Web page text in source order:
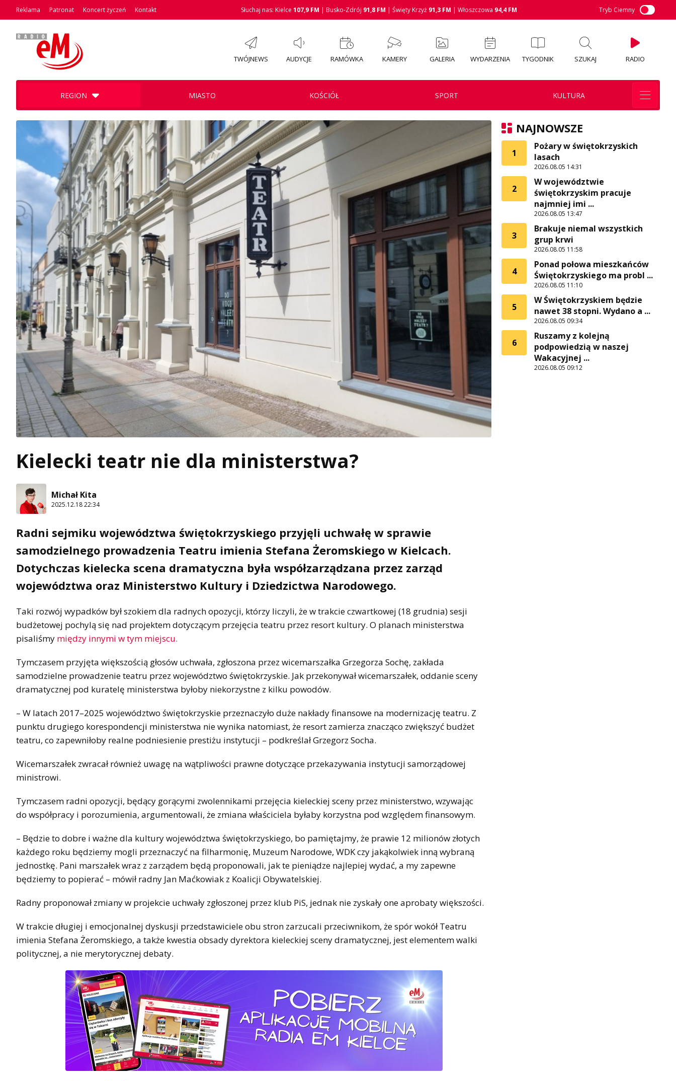
Reklama Patronat Koncert życzeń Kontakt Słuchaj nas: Kielce 107,9 FM | Busko-Zdrój 91,8 FM | Święty Krzyż 91,3 FM | Włoszczowa 94,4 FM Tryb Ciemny
TWÓJNEWS AUDYCJE RAMÓWKA KAMERY GALERIA WYDARZENIA TYGODNIK SZUKAJ RADIO
REGION MIASTO KOŚCIÓŁ SPORT KULTURA
Kielecki teatr nie dla ministerstwa?
Michał Kita
2025.12.18 22:34
Radni sejmiku województwa świętokrzyskiego przyjęli uchwałę w sprawie
samodzielnego prowadzenia Teatru imienia Stefana Żeromskiego w Kielcach.
Dotychczas kielecka scena dramatyczna była współzarządzana przez zarząd
województwa oraz Ministerstwo Kultury i Dziedzictwa Narodowego.
Taki rozwój wypadków był szokiem dla radnych opozycji, którzy liczyli, że w trakcie czwartkowej (18 grudnia) sesji
budżetowej pochylą się nad projektem dotyczącym przejęcia teatru przez resort kultury. O planach ministerstwa
pisaliśmy między innymi w tym miejscu.
Tymczasem przyjęta większością głosów uchwała, zgłoszona przez wicemarszałka Grzegorza Sochę, zakłada
samodzielne prowadzenie teatru przez województwo świętokrzyskie. Jak przekonywał wicemarszałek, oddanie sceny
dramatycznej pod kuratelę ministerstwa byłoby niekorzystne z kilku powodów.
– W latach 2017–2025 województwo świętokrzyskie przeznaczyło duże nakłady finansowe na modernizację teatru. Z
punktu drugiego korespondencji ministerstwa nie wynika natomiast, że resort zamierza znacząco zwiększyć budżet
teatru, co zapewniłoby realne podniesienie prestiżu instytucji – podkreślał Grzegorz Socha.
Wicemarszałek zwracał również uwagę na wątpliwości prawne dotyczące przekazywania instytucji samorządowej
ministrowi.
Tymczasem radni opozycji, będący gorącymi zwolennikami przejęcia kieleckiej sceny przez ministerstwo, wzywając
do współpracy i porozumienia, argumentowali, że zmiana właściciela byłaby korzystna pod względem finansowym.
– Będzie to dobre i ważne dla kultury województwa świętokrzyskiego, bo pamiętajmy, że prawie 12 milionów złotych
każdego roku będziemy mogli przeznaczyć na filharmonię, Muzeum Narodowe, WDK czy jakąkolwiek inną wybraną
jednostkę. Pani marszałek wraz z zarządem będą proponowali, jak te pieniądze najlepiej wydać, a my zapewne
będziemy to popierać – mówił radny Jan Maćkowiak z Koalicji Obywatelskiej.
Radny proponował zmiany w projekcie uchwały zgłoszonej przez klub PiS, jednak nie zyskały one aprobaty większości.
W trakcie długiej i emocjonalnej dyskusji przedstawiciele obu stron zarzucali przeciwnikom, że spór wokół Teatru
imienia Stefana Żeromskiego, a także kwestia obsady dyrektora kieleckiej sceny dramatycznej, jest elementem walki
politycznej, a nie merytorycznej debaty.
NAJNOWSZE
1
Pożary w świętokrzyskich
lasach
2026.08.05 14:31
2
W województwie
świętokrzyskim pracuje
najmniej imi ...
2026.08.05 13:47
3
Brakuje niemal wszystkich
grup krwi
2026.08.05 11:58
4
Ponad połowa mieszkańców
Świętokrzyskiego ma probl ...
2026.08.05 11:10
5
W Świętokrzyskiem będzie
nawet 38 stopni. Wydano a ...
2026.08.05 09:34
6
Ruszamy z kolejną
podpowiedzią w naszej
Wakacyjnej ...
2026.08.05 09:12